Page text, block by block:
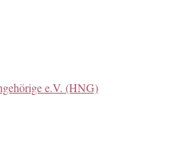
e.V. (HNG)